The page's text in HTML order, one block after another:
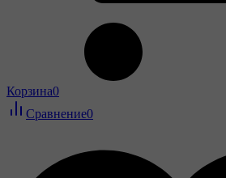
Корзина0
Сравнение0